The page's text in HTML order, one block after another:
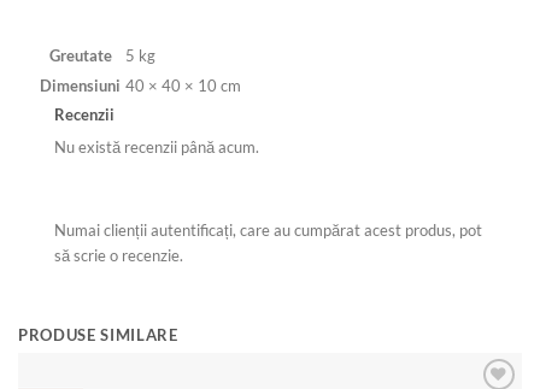
Greutate
5 kg
Dimensiuni 40 × 40 × 10 cm
Recenzii
Nu există recenzii până acum.
Numai clienții autentificați, care au cumpărat acest produs, pot
să scrie o recenzie.
PRODUSE SIMILARE